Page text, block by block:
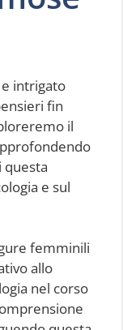
e intrigato
fin
il
questa
e sul
femminili
allo
nel corso